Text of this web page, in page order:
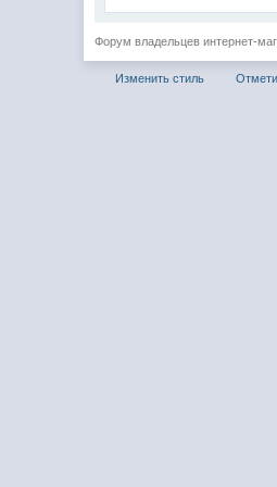
Форум владельцев интернет-
Изменить стиль